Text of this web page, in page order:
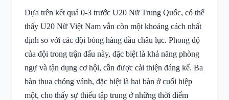
Dựa trên kết quả 0-3 trước U20 Nữ Trung Quốc, có thể
thấy U20 Nữ Việt Nam vẫn còn một khoảng cách nhất
định so với các đội bóng hàng đầu châu lục. Phong độ
của đội trong trận đấu này, đặc biệt là khả năng phòng
ngự và tận dụng cơ hội, cần được cải thiện đáng kể. Ba
bàn thua chóng vánh, đặc biệt là hai bàn ở cuối hiệp
một, cho thấy sự thiếu tập trung ở những thời điểm